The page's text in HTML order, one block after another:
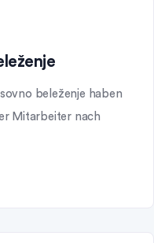
beleženje haben
Mitarbeiter nach